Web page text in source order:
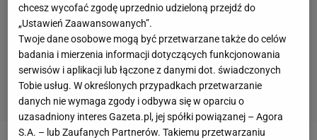
chcesz wycofać zgodę uprzednio udzieloną przejdź do
„Ustawień Zaawansowanych”.
Twoje dane osobowe mogą być przetwarzane także do celów
badania i mierzenia informacji dotyczących funkcjonowania
serwisów i aplikacji lub łączone z danymi dot. świadczonych
Tobie usług. W określonych przypadkach przetwarzanie
danych nie wymaga zgody i odbywa się w oparciu o
uzasadniony interes Gazeta.pl, jej spółki powiązanej – Agora
S.A. – lub Zaufanych Partnerów. Takiemu przetwarzaniu